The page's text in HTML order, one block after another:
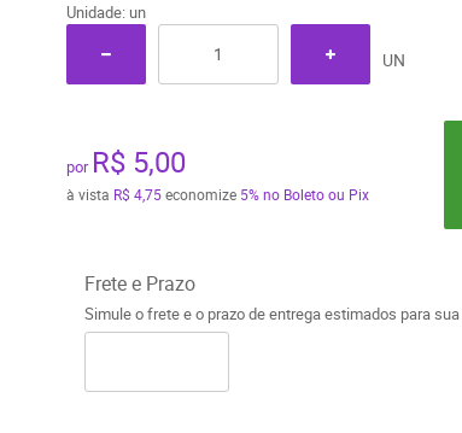
Unidade: un
UN
por R$ 5,00
à vista R$ 4,75economize 5% no Boleto ou Pix
Frete e Prazo
Simule o frete e o prazo de entrega estimados para